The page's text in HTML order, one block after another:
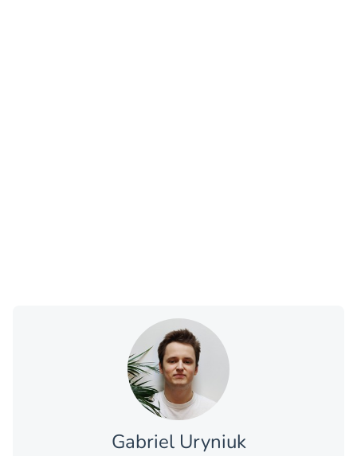
Gabriel Uryniuk